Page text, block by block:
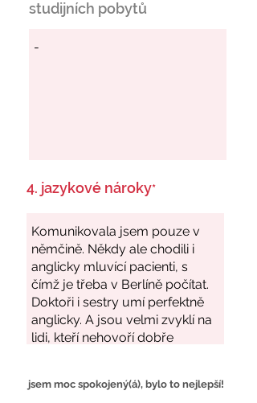
studijních pobytů
4. jazykové nároky*
jsem moc spokojený(á), bylo to nejlepší!